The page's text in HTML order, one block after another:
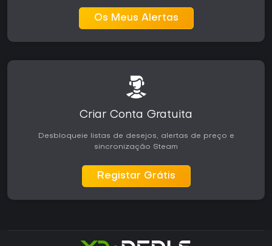
Os Meus Alertas
Criar Conta Gratuita
Desbloqueie listas de desejos, alertas de preço e
sincronização Steam
Registar Grátis